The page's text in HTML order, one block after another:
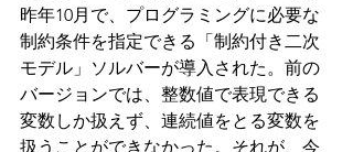
昨年10月で、プログラミングに必要な
制約条件を指定できる「制約付き二次
モデル」ソルバーが導入された。前の
バージョンでは、整数値で表現できる
変数しか扱えず、連続値をとる変数を
扱うことができなかった。それが、今